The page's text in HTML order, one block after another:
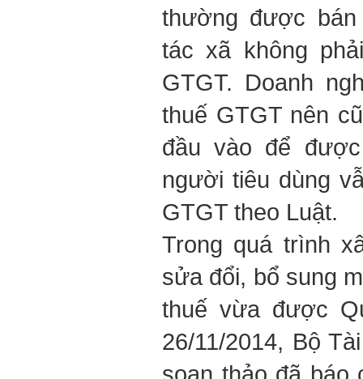
thường được
tác xã không
GTGT. Doanh
thuế GTGT nên
đầu vào để
người tiêu dùng
GTGT theo Luật.
Trong quá trình
sửa đổi, bổ sung
thuế vừa được
26/11/2014, Bộ